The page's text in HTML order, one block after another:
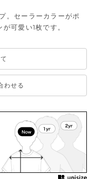
。セーラーカラーがポ
可愛い1枚です。
わせる